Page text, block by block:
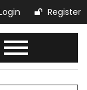
Register